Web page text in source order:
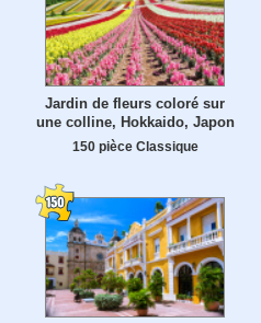
Jardin de fleurs coloré sur
une colline, Hokkaido, Japon
150 pièce Classique